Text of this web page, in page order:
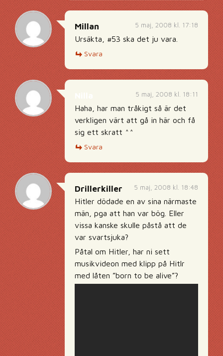
5 maj, 2008 kl. 17:18
Millan
Ursäkta, #53 ska det ju vara.
Svara
5 maj, 2008 kl. 18:11
Haha, har man tråkigt så är det
verkligen värt att gå in här och få
sig ett skratt ^^
Svara
5 maj, 2008 kl. 18:48
Drillerkiller
Hitler dödade en av sina närmaste
män, pga att han var bög. Eller
vissa kanske skulle påstå att de
var svartsjuka?
Påtal om Hitler, har ni sett
musikvideon med klipp på Hitlr
med låten ”born to be alive”?